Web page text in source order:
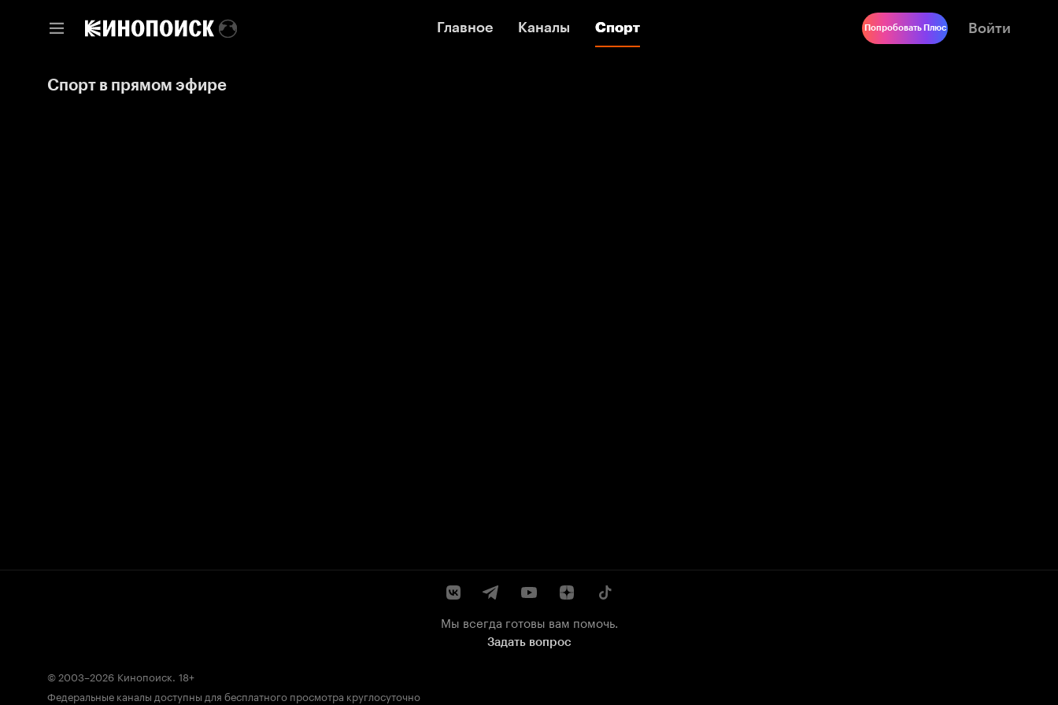
Главное Каналы Спорт
Главное Каналы Спорт Попробовать Плюс Войти
Спорт в прямом эфире
Мы всегда готовы вам помочь.
Задать вопрос
© 2003–2026 Кинопоиск. 18+
Федеральные каналы доступны для бесплатного просмотра круглосуточно